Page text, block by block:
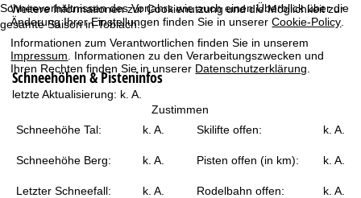
Weitere Informationen zur Cookienutzung und die Möglichkeit zur
Änderung Ihrer Einstellungen finden Sie in unsererCookie-Policy
Informationen zum Verantwortlichen finden Sie in unserem
Impressum . Informationen zu den Verarbeitungszwecken und
Ihren Rechten finden Sie in unserer Datenschutzerklärung
Zustimmen
i
t
e
Schneeverhältnissen des Vorjahrs wie auch einen Überblick über die
gesamte Saison in Toblach.
Schneehöhen & Pisteninfos
letzte Aktualisierung: k. A.
Schneehöhe Tal: k. A. Skilifte offen: k. A.
Schneehöhe Berg: k. A. Pisten offen (in km): k. A.
Letzter Schneefall: k. A. Rodelbahn offen: k. A.